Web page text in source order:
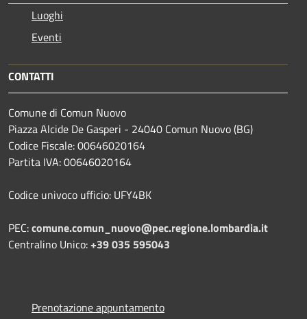
Luoghi
Eventi
CONTATTI
Comune di Comun Nuovo
Piazza Alcide De Gasperi - 24040 Comun Nuovo (BG)
Codice Fiscale: 00646020164
Partita IVA: 00646020164
Codice univoco ufficio: UFY4BK
PEC:comune.comun_nuovo@pec.regione.lombardia.it
Centralino Unico:+39 035 595043
Prenotazione appuntamento